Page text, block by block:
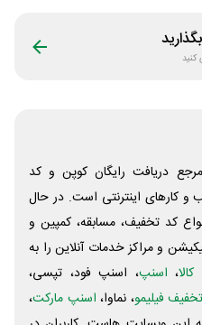
کنید
دریافت رایگان کوپن و کد
کارهای اینترنتی است. در حال
کد تخفیف، مسابقه، کمپین و
و مراکز خدمات آنلاین را به
، اسنپ، اسنپ فود، تپسی،
فیلیمو، نماوا، اسنپ مارکت،